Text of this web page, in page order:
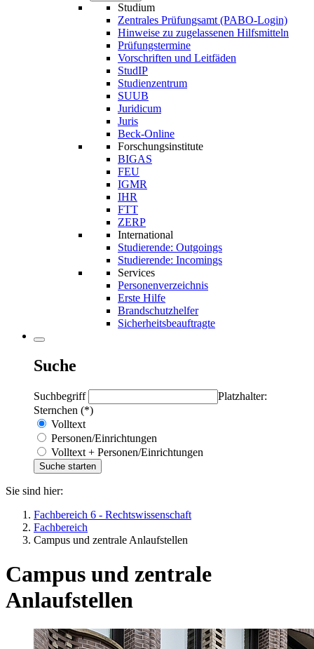
Studium
Zentrales Prüfungsamt (PABO-Login)
Hinweise zu zugelassenen Hilfsmitteln
Prüfungstermine
Vorschriften und Leitfäden
StudIP
Studienzentrum
SUUB
Juridicum
Juris
Beck-Online
Forschungsinstitute
BIGAS
FEU
IGMR
IHR
FTT
ZERP
International
Studierende: Outgoings
Studierende: Incomings
Services
Personenverzeichnis
Erste Hilfe
Brandschutzhelfer
Sicherheitsbeauftragte
Suche
Suchbegriff
Platzhalter:
Sternchen (*)
Volltext
Personen/Einrichtungen
Volltext + Personen/Einrichtungen
Sie sind hier:
Fachbereich 6 - Rechtswissenschaft
Fachbereich
Campus und zentrale Anlaufstellen
Campus und zentrale
Anlaufstellen